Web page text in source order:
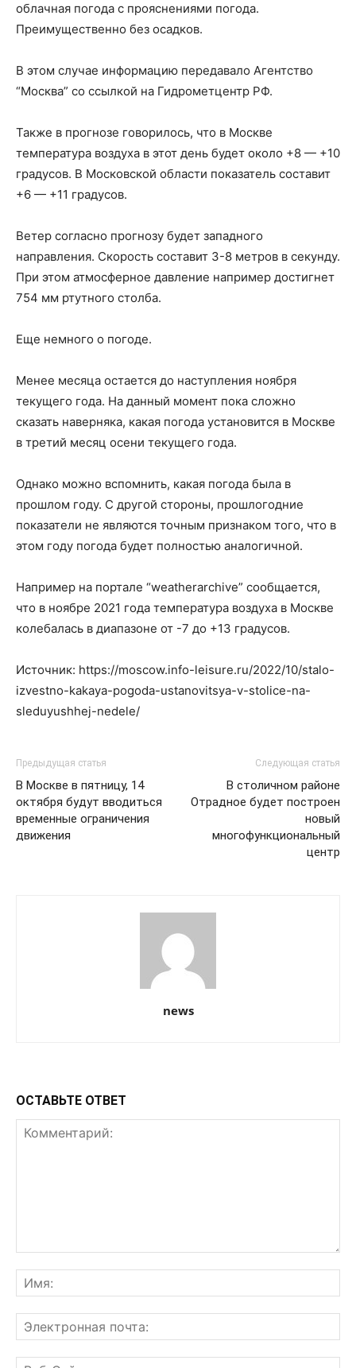
облачная погода с прояснениями погода.
Преимущественно без осадков.
В этом случае информацию передавало Агентство
“Москва” со ссылкой на Гидрометцентр РФ.
Также в прогнозе говорилось, что в Москве
температура воздуха в этот день будет около +8 — +10
градусов. В Московской области показатель составит
+6 — +11 градусов.
Ветер согласно прогнозу будет западного
направления. Скорость составит 3-8 метров в секунду.
При этом атмосферное давление например достигнет
754 мм ртутного столба.
Еще немного о погоде.
Менее месяца остается до наступления ноября
текущего года. На данный момент пока сложно
сказать наверняка, какая погода установится в Москве
в третий месяц осени текущего года.
Однако можно вспомнить, какая погода была в
прошлом году. С другой стороны, прошлогодние
показатели не являются точным признаком того, что в
этом году погода будет полностью аналогичной.
Например на портале “weatherarchive” сообщается,
что в ноябре 2021 года температура воздуха в Москве
колебалась в диапазоне от -7 до +13 градусов.
Источник: https://moscow.info-leisure.ru/2022/10/stalo-
izvestno-kakaya-pogoda-ustanovitsya-v-stolice-na-
sleduyushhej-nedele/
Предыдущая статья
В Москве в пятницу, 14
октября будут вводиться
временные ограничения
движения
Следующая статья
В столичном районе
Отрадное будет построен
новый
многофункциональный
центр
news
ОСТАВЬТЕ ОТВЕТ